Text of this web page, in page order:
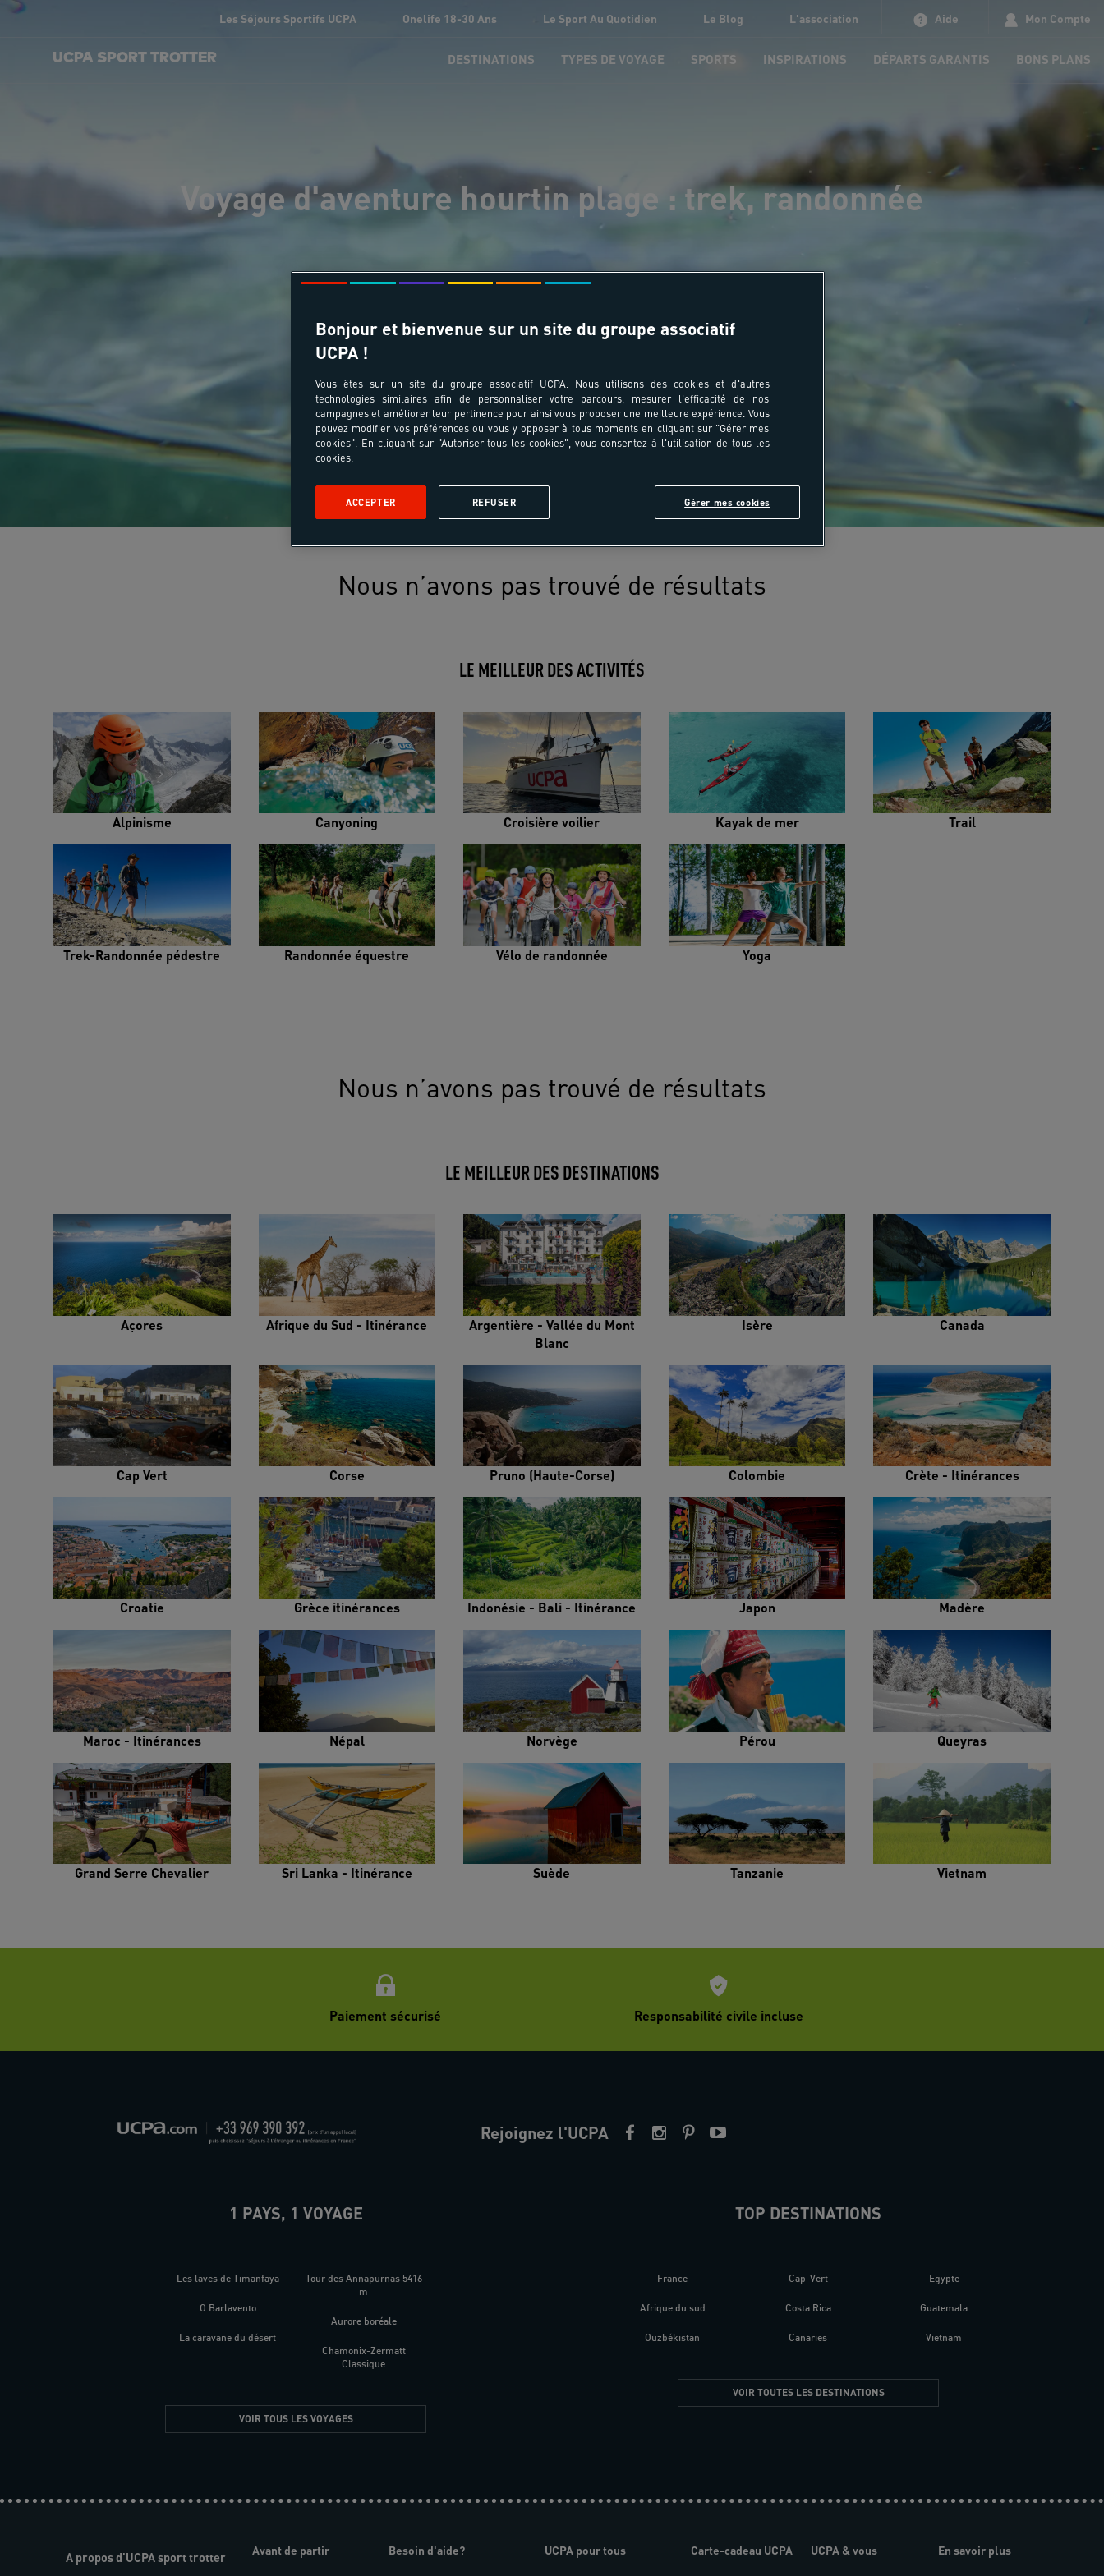
Les Séjours Sportifs UCPA Onelife 18-30 Ans Le Sport Au Quotidien Le Blog L'association Aide Mon Compte
UCPA SPORT TROTTER DESTINATIONS TYPES DE VOYAGE SPORTS INSPIRATIONS DÉPARTS GARANTIS BONS PLANS
Voyage d'aventure hourtin plage : trek, randonnée
Nous n’avons pas trouvé de résultats
LE MEILLEUR DES ACTIVITÉS
Alpinisme Canyoning Croisière voilier Kayak de mer Trail
Trek-Randonnée pédestre Randonnée équestre Vélo de randonnée Yoga
Nous n’avons pas trouvé de résultats
LE MEILLEUR DES DESTINATIONS
Açores Afrique du Sud - Itinérance
Argentière - Vallée du Mont
Blanc
Isère Canada
Cap Vert Corse Pruno (Haute-Corse) Colombie Crète - Itinérances
Croatie Grèce itinérances Indonésie - Bali - Itinérance Japon Madère
Maroc - Itinérances Népal Norvège Pérou Queyras
Grand Serre Chevalier Sri Lanka - Itinérance Suède Tanzanie Vietnam
Paiement sécurisé Responsabilité civile incluse
Rejoignez l'UCPA
1 PAYS, 1 VOYAGE
Les laves de Timanfaya
O Barlavento
La caravane du désert
Tour des Annapurnas 5416
m
Aurore boréale
Chamonix-Zermatt
Classique
VOIR TOUS LES VOYAGES
TOP DESTINATIONS
France
Afrique du sud
Ouzbékistan
Cap-Vert
Costa Rica
Canaries
Egypte
Guatemala
Vietnam
VOIR TOUTES LES DESTINATIONS
A propos d'UCPA sport trotter
Avant de partir Besoin d'aide? UCPA pour tous Carte-cadeau UCPA UCPA & vous En savoir plus
Bonjour et bienvenue sur un site du groupe associatif
UCPA !
Vous êtes sur un site du groupe associatif UCPA. Nous utilisons des cookies et d'autres
technologies similaires afin de personnaliser votre parcours, mesurer l'efficacité de nos
campagnes et améliorer leur pertinence pour ainsi vous proposer une meilleure expérience. Vous
pouvez modifier vos préférences ou vous y opposer à tous moments en cliquant sur "Gérer mes
cookies". En cliquant sur "Autoriser tous les cookies", vous consentez à l'utilisation de tous les
cookies.
Gérer mes cookies
REFUSER
ACCEPTER